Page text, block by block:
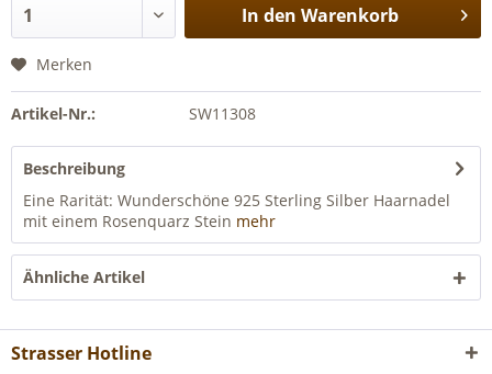
In den Warenkorb
Merken
Artikel-Nr.: SW11308
Beschreibung
Eine Rarität: Wunderschöne 925 Sterling Silber Haarnadel
mit einem Rosenquarz Stein mehr
Ähnliche Artikel
Strasser Hotline